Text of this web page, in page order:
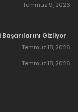
Temmuz 9, 2026
Gizliyor
Temmuz 18, 2026
Temmuz 18, 2026